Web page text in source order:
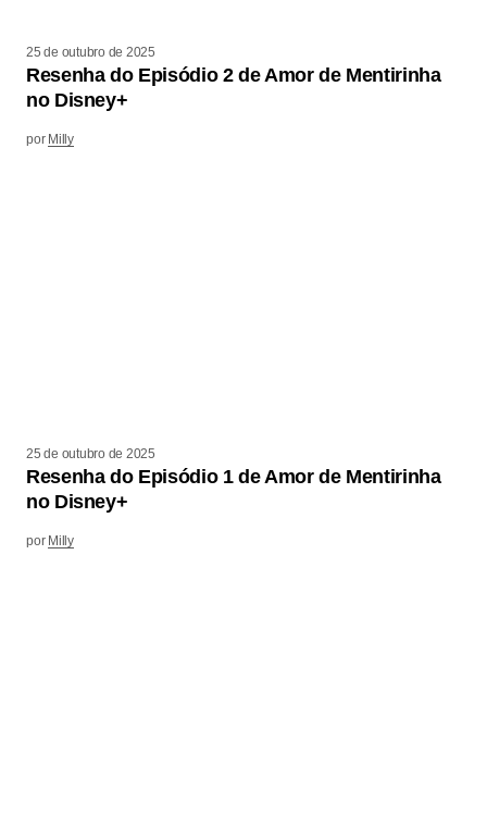
25 de outubro de 2025
Resenha do Episódio 2 de Amor de Mentirinha
no Disney+
por Milly
25 de outubro de 2025
Resenha do Episódio 1 de Amor de Mentirinha
no Disney+
por Milly